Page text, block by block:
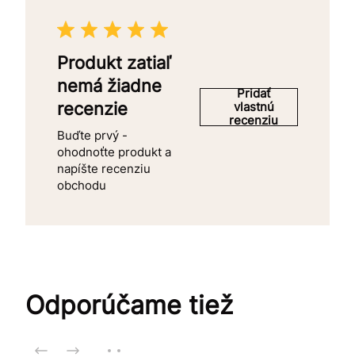
Produkt zatiaľ
nemá žiadne
recenzie
Buďte prvý -
ohodnoťte produkt a
napíšte recenziu
obchodu
Pridať
vlastnú
recenziu
Odporúčame tiež